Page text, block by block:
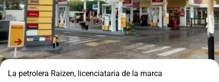
La petrolera Raizen, licenciataria de la marca